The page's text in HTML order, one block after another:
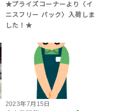
★プライズコーナーより〈イ
ニスフリー パック〉入荷しま
した！★
2023年7月15日